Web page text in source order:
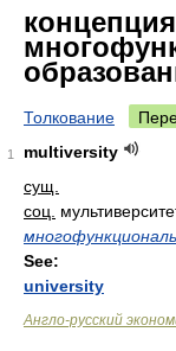
Толкование
1
multiversity
сущ.
соц.
See:
university
Англо-русский